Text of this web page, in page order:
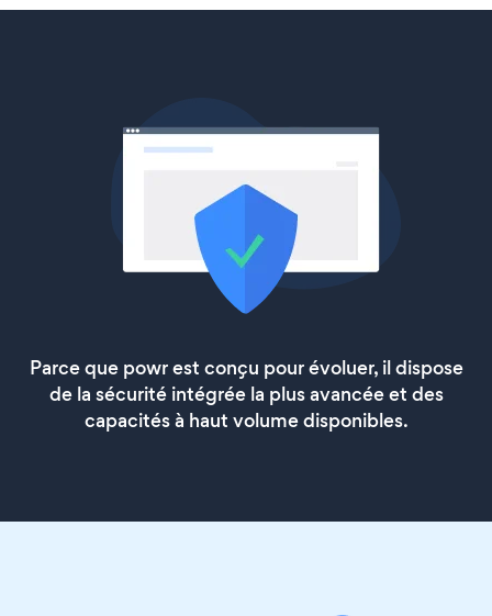
Parce que powr est conçu pour évoluer, il dispose
de la sécurité intégrée la plus avancée et des
capacités à haut volume disponibles.